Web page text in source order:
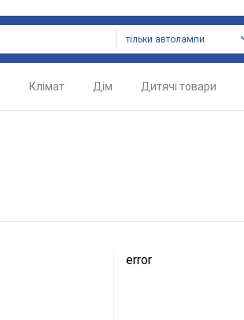
тільки автолампи
Клімат Дім Дитячі товари
error